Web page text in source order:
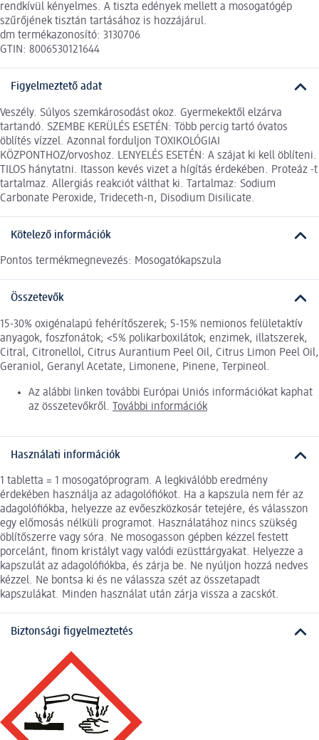
rendkívül kényelmes. A tiszta edények mellett a mosogatógép
szűrőjének tisztán tartásához is hozzájárul.
dm termékazonosító: 3130706
GTIN: 8006530121644
Figyelmeztető adat
Veszély. Súlyos szemkárosodást okoz. Gyermekektől elzárva
tartandó. SZEMBE KERÜLÉS ESETÉN: Több percig tartó óvatos
öblítés vízzel. Azonnal forduljon TOXIKOLÓGIAI
KÖZPONTHOZ/orvoshoz. LENYELÉS ESETÉN: A szájat ki kell öblíteni.
TILOS hánytatni. Itasson kevés vizet a hígítás érdekében. Proteáz -t
tartalmaz. Allergiás reakciót válthat ki. Tartalmaz: Sodium
Carbonate Peroxide, Trideceth-n, Disodium Disilicate.
Kötelező információk
Pontos termékmegnevezés: Mosogatókapszula
Összetevők
15-30% oxigénalapú fehérítőszerek; 5-15% nemionos felületaktív
anyagok, foszfonátok; <5% polikarboxilátok; enzimek, illatszerek,
Citral, Citronellol, Citrus Aurantium Peel Oil, Citrus Limon Peel Oil,
Geraniol, Geranyl Acetate, Limonene, Pinene, Terpineol.
Az alábbi linken további Európai Uniós információkat kaphat
az összetevőkről.
További információk
Használati információk
1 tabletta = 1 mosogatóprogram. A legkiválóbb eredmény
érdekében használja az adagolófiókot. Ha a kapszula nem fér az
adagolófiókba, helyezze az evőeszközkosár tetejére, és válasszon
egy előmosás nélküli programot. Használatához nincs szükség
öblítőszerre vagy sóra. Ne mosogasson gépben kézzel festett
porcelánt, finom kristályt vagy valódi ezüsttárgyakat. Helyezze a
kapszulát az adagolófiókba, és zárja be. Ne nyúljon hozzá nedves
kézzel. Ne bontsa ki és ne válassza szét az összetapadt
kapszulákat. Minden használat után zárja vissza a zacskót.
Biztonsági figyelmeztetés